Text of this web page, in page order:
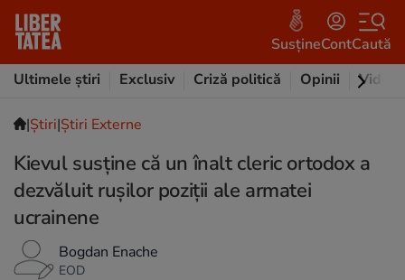
SusțineContCaută
Ultimele știri
Exclusiv Criză politică Opinii Video
|Ştiri|Știri Externe
Kievul susține că un înalt cleric ortodox a
dezvăluit rușilor poziții ale armatei
ucrainene
Bogdan Enache
EOD